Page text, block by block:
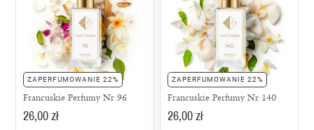
ZAPERFUMOWANIE 22%
Francuskie Perfumy Nr 96
26,00 zł
ZAPERFUMOWANIE 22%
Francuskie Perfumy Nr 140
26,00 zł